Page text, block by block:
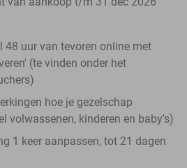
48 uur van tevoren online met
(te vinden onder het
)
hoe je gezelschap
volwassenen, kinderen en baby's)
1 keer aanpassen, tot 21 dagen